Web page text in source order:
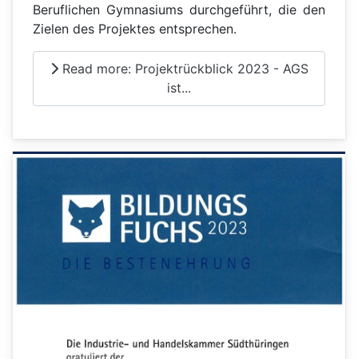
Beruflichen Gymnasiums durchgeführt, die den
Zielen des Projektes entsprechen.
Read more: Projektrückblick 2023 - AGS
ist...